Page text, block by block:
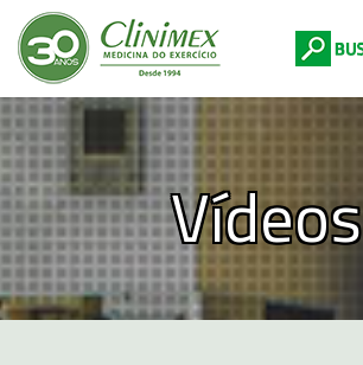
Digite abaixo:
Vídeos